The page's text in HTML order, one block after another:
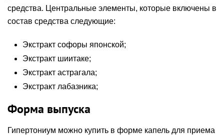
средства. Центральные элементы, которые включены в
состав средства следующие:
Экстракт софоры японской;
Экстракт шиитаке;
Экстракт астрагала;
Экстракт лабазника;
Форма выпуска
Гипертониум можно купить в форме капель для приема